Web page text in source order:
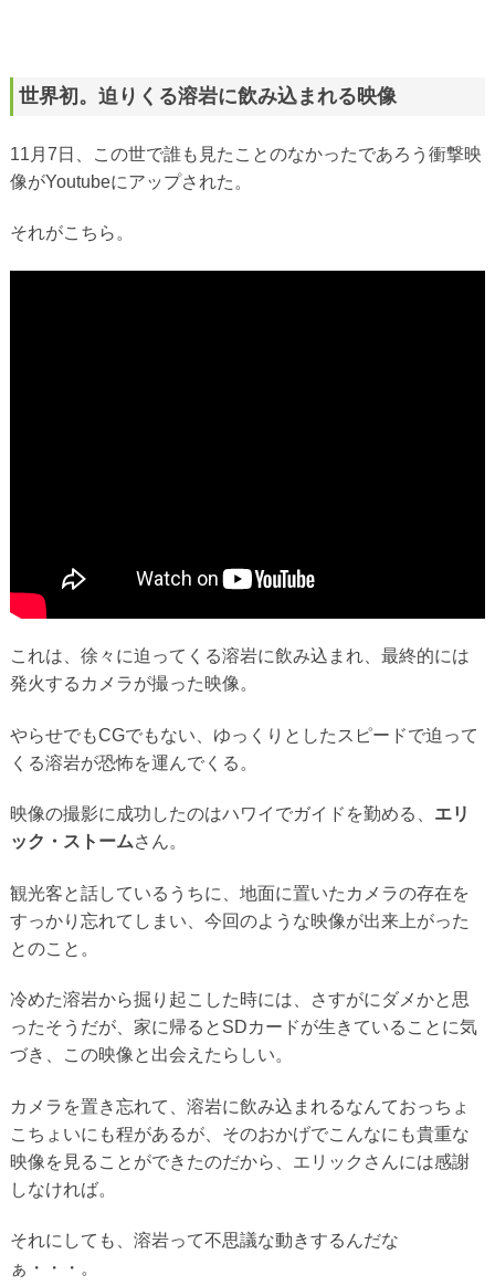
世界初。迫りくる溶岩に飲み込まれる映像
11月7日、この世で誰も見たことのなかったであろう衝撃映
像がYoutubeにアップされた。
それがこちら。
これは、徐々に迫ってくる溶岩に飲み込まれ、最終的には
発火するカメラが撮った映像。
やらせでもCGでもない、ゆっくりとしたスピードで迫って
くる溶岩が恐怖を運んでくる。
映像の撮影に成功したのはハワイでガイドを勤める、 エリ
ック・ストームさん。
観光客と話しているうちに、地面に置いたカメラの存在を
すっかり忘れてしまい、今回のような映像が出来上がった
とのこと。
冷めた溶岩から掘り起こした時には、さすがにダメかと思
ったそうだが、家に帰るとSDカードが生きていることに気
づき、この映像と出会えたらしい。
カメラを置き忘れて、溶岩に飲み込まれるなんておっちょ
こちょいにも程があるが、そのおかげでこんなにも貴重な
映像を見ることができたのだから、エリックさんには感謝
しなければ。
それにしても、溶岩って不思議な動きするんだな
ぁ・・・。